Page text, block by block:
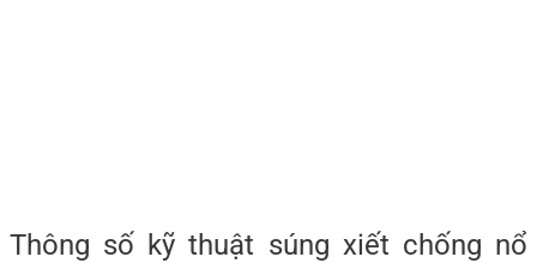
Thông số kỹ thuật súng xiết chống nổ